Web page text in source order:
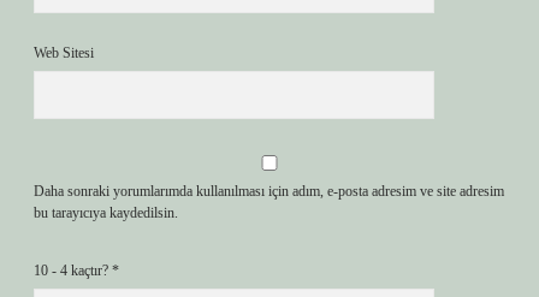
Web Sitesi
Daha sonraki yorumlarımda kullanılması için adım, e-posta adresim ve site adresim
bu tarayıcıya kaydedilsin.
10 - 4 kaçtır? *